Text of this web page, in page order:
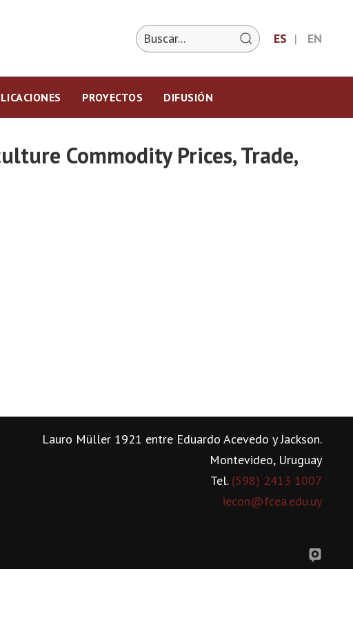
ES EN
PROYECTOS DIFUSIÓN
Commodity Prices, Trade,
Lauro Müller 1921 entre Eduardo Acevedo y Jackson.
Montevideo, Uruguay
Tel. (598) 2413 1007
iecon@fcea.edu.uy